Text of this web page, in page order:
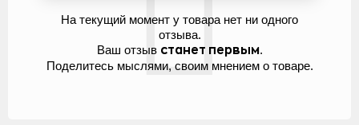
На текущий момент у товара нет ни одного
отзыва.
Ваш отзыв станет первым.
Поделитесь мыслями, своим мнением о товаре.